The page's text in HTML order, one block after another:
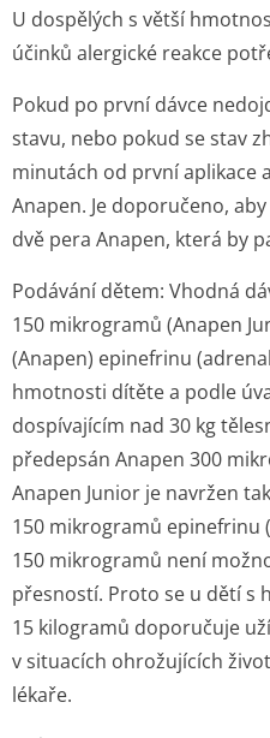
U dospělých s větší
účinků alergické reakce
Pokud po první dávce
stavu, nebo pokud se stav
minutách od první aplikace
Anapen. Je doporučeno,
dvě pera Anapen, která by
Podávání dětem: Vhodná
150 mikrogramů (Anapen
(Anapen) epinefrinu
hmotnosti dítěte a podle
dospívajícím nad 30 kg
předepsán Anapen 300
Anapen Junior je navržen
150 mikrogramů epinefrinu
150 mikrogramů není
přesností. Proto se u dětí s
15 kilogramů doporučuje
v situacích ohrožujících
lékaře.